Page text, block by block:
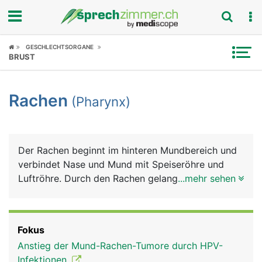
Fokus
Symptome
News
Rubriken
GESCHLECHTSORGANE
BRUST
Rachen (Pharynx)
Der Rachen beginnt im hinteren Mundbereich und
verbindet Nase und Mund mit Speiseröhre und
Luftröhre. Durch den Rachen gelangt einerseits die
Luftröhre liegt der Kehlkopf mit den
Stimmbändern, die der Tonbildung dienen.
...mehr sehen
Fokus
Anstieg der Mund-Rachen-Tumore durch HPV-
Infektionen